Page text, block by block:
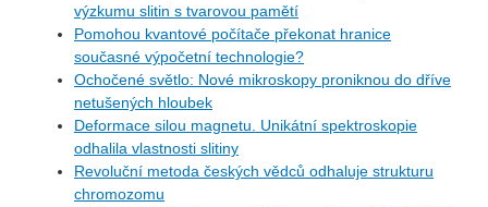
výzkumu slitin s tvarovou pamětí
Pomohou kvantové počítače překonat hranice
současné výpočetní technologie?
Ochočené světlo: Nové mikroskopy proniknou do dříve
netušených hloubek
Deformace silou magnetu. Unikátní spektroskopie
odhalila vlastnosti slitiny
Revoluční metoda českých vědců odhaluje strukturu
chromozomu